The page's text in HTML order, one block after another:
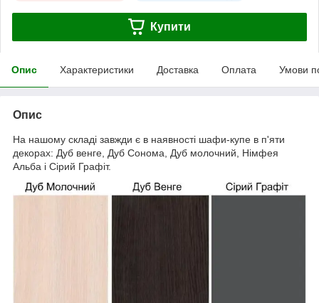
Купити
Опис Характеристики Доставка Оплата Умови
Опис
На нашому складі завжди є в наявності шафи-купе в п'яти
декорах: Дуб венге, Дуб Сонома, Дуб молочний, Німфея
Альба і Сірий Графіт.